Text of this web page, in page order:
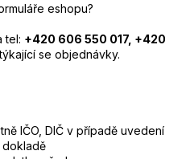
eshopu?
tel: +420 606 550 017, +420
se objednávky.
IČO, DIČ v případě uvedení
dokladě